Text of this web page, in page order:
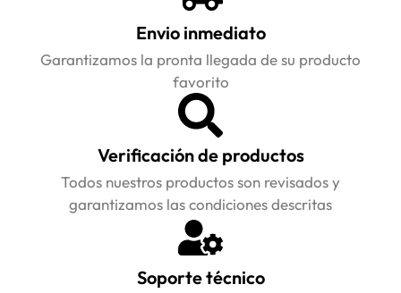
Envio inmediato
Garantizamos la pronta llegada de su producto
favorito
Verificación de productos
Todos nuestros productos son revisados y
garantizamos las condiciones descritas
Soporte técnico